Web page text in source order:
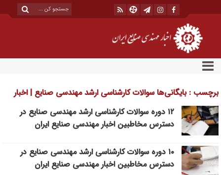
برچسب : بایگانی‌ها سوالات کارشناسی ارشد مهندسی صنایع | اخبار
مهندسی صنایع ایران
۱۲ دوره سوالات کارشناسی ارشد مهندسی صنایع در
دسترس مخاطبین اخبار مهندسی صنایع ایران
۱۰ دوره سوالات کارشناسی ارشد مهندسی صنایع در
دسترس مخاطبین اخبار مهندسی صنایع ایران